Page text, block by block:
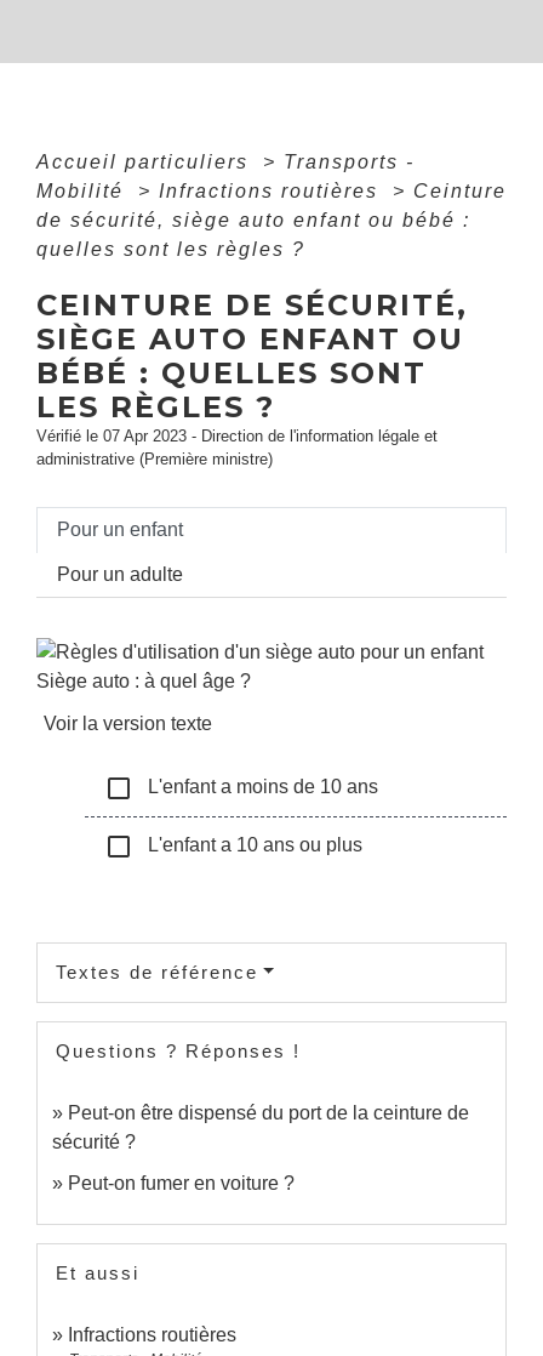
Accueil particuliers > Transports -
Mobilité
> Infractions routières > Ceinture
de sécurité, siège auto enfant ou bébé :
quelles sont les règles ?
CEINTURE DE SÉCURITÉ,
SIÈGE AUTO ENFANT OU
BÉBÉ : QUELLES SONT
LES RÈGLES ?
Vérifié le 07 Apr 2023 - Direction de l'information légale et
administrative (Première ministre)
Pour un enfant
Pour un adulte
Siège auto : à quel âge ?
Voir la version texte
check_box_outline_blank L'enfant a moins de 10 ans
check_box_outline_blank L'enfant a 10 ans ou plus
Textes de référence
Questions ? Réponses !
Peut-on être dispensé du port de la ceinture de
sécurité ?
Peut-on fumer en voiture ?
Et aussi
Infractions routières